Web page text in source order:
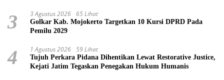
3 3 Agustus 2026 65 Lihat
Golkar Kab. Mojokerto Targetkan 10 Kursi DPRD Pada
Pemilu 2029
4 1 Agustus 2026 59 Lihat
Tujuh Perkara Pidana Dihentikan Lewat Restorative Justice,
Kejati Jatim Tegaskan Penegakan Hukum Humanis